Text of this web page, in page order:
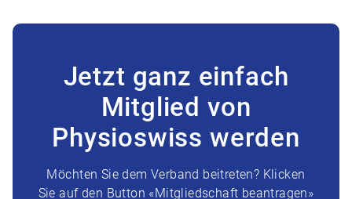
Jetzt ganz einfach
Mitglied von
Physioswiss werden
Möchten Sie dem Verband beitreten? Klicken
Sie auf den Button «Mitgliedschaft beantragen»